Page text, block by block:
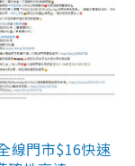
線門市$16快速